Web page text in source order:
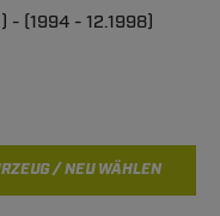
- (1994 - 12.1998)
/ NEU WÄHLEN